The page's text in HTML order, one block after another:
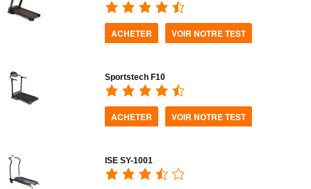
ACHETER VOIR NOTRE TEST
Sportstech F10
ACHETER VOIR NOTRE TEST
ISE SY-1001